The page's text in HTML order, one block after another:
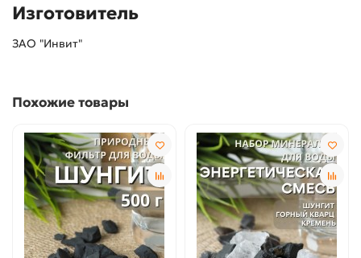
Изготовитель
ЗАО "Инвит"
Похожие товары